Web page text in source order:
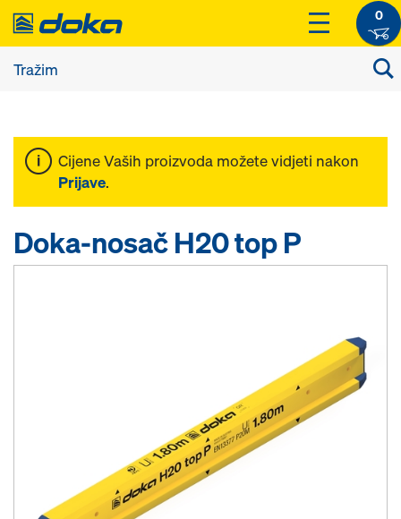
0
Cijene Vaših proizvoda možete vidjeti nakon
Prijave.
Doka-nosač H20 top P